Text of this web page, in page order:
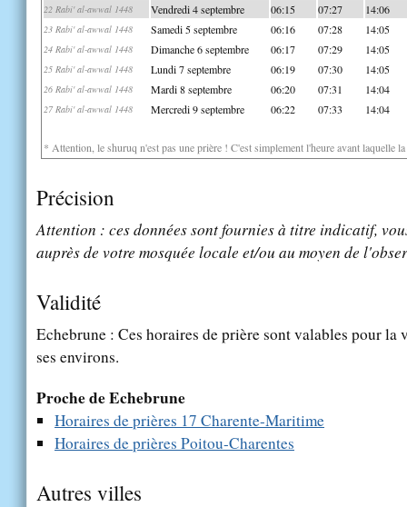
22 Rabi' al-awwal 1448 Vendredi 4 septembre 06:15 07:27 14:06
23 Rabi' al-awwal 1448 Samedi 5 septembre 06:16 07:28 14:05
24 Rabi' al-awwal 1448 Dimanche 6 septembre 06:17 07:29 14:05
25 Rabi' al-awwal 1448 Lundi 7 septembre 06:19 07:30 14:05
26 Rabi' al-awwal 1448 Mardi 8 septembre 06:20 07:31 14:04
27 Rabi' al-awwal 1448 Mercredi 9 septembre 06:22 07:33 14:04
* Attention, le shuruq n'est pas une prière ! C'est simplement l'heure avant laquelle
Précision
Attention : ces données sont fournies à titre indicatif,
auprès de votre mosquée locale et/ou au moyen de
Validité
Echebrune : Ces horaires de prière sont valables pour
ses environs.
Proche de Echebrune
Horaires de prières 17 Charente-Maritime
Horaires de prières Poitou-Charentes
Autres villes